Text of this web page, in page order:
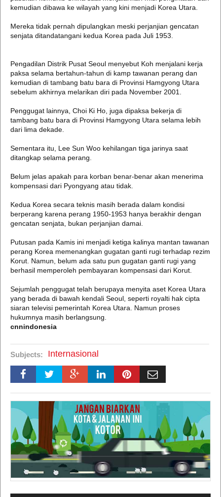
kemudian dibawa ke wilayah yang kini menjadi Korea Utara.
Mereka tidak pernah dipulangkan meski perjanjian gencatan
senjata ditandatangani kedua Korea pada Juli 1953.
Pengadilan Distrik Pusat Seoul menyebut Koh menjalani kerja
paksa selama bertahun-tahun di kamp tawanan perang dan
kemudian di tambang batu bara di Provinsi Hamgyong Utara
sebelum akhirnya melarikan diri pada November 2001.
Penggugat lainnya, Choi Ki Ho, juga dipaksa bekerja di
tambang batu bara di Provinsi Hamgyong Utara selama lebih
dari lima dekade.
Sementara itu, Lee Sun Woo kehilangan tiga jarinya saat
ditangkap selama perang.
Belum jelas apakah para korban benar-benar akan menerima
kompensasi dari Pyongyang atau tidak.
Kedua Korea secara teknis masih berada dalam kondisi
berperang karena perang 1950-1953 hanya berakhir dengan
gencatan senjata, bukan perjanjian damai.
Putusan pada Kamis ini menjadi ketiga kalinya mantan tawanan
perang Korea memenangkan gugatan ganti rugi terhadap rezim
Korut. Namun, belum ada satu pun gugatan ganti rugi yang
berhasil memperoleh pembayaran kompensasi dari Korut.
Sejumlah penggugat telah berupaya menyita aset Korea Utara
yang berada di bawah kendali Seoul, seperti royalti hak cipta
siaran televisi pemerintah Korea Utara. Namun proses
hukumnya masih berlangsung.
cnnindonesia
Subjects: Internasional